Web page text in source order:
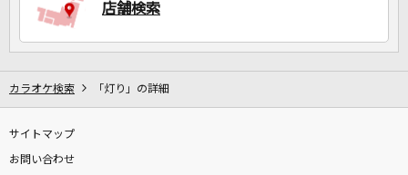
店舗検索
カラオケ検索 「灯り」の詳細
サイトマップ
お問い合わせ